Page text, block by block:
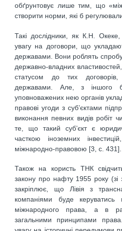
обґрунтовує лише тим, що
створити норми, які б
Такі дослідники, як К.Н.
увагу на договори, що
державами. Вони роблять
державно-владних
статусом до тих
державами. Але, з іншого
уповноважених нею органів
правові угоди з суб’єктами
виконання певних видів робіт
те, що такий суб’єкт є
часткою іноземних
міжнародно-правовою [3, с. 431].
Також на користь ТНК
закону про нафту 1955 року (зі
закріплює, що Лівія з
компаніями буде
міжнародного права, а в
загальними принципами